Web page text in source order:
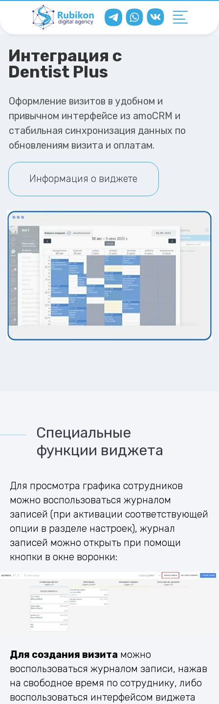
Dentist Plus
Оформление визитов в удобном и
обновлениям визита и оплатам.
Информация о виджете
Специальные
функции виджета
Для просмотра графика сотрудников
можно воспользоваться журналом
записей (при активации соответствующей
опции в разделе настроек), журнал
записей можно открыть при помощи
кнопки в окне воронки:
Для создания визита можно
воспользоваться журналом записи, нажав
на свободное время по сотруднику, либо
воспользоваться интерфейсом виджета